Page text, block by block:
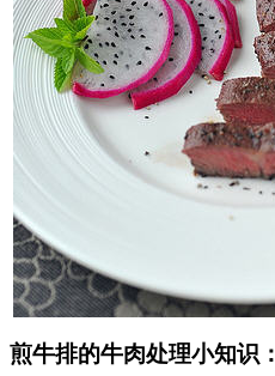
煎牛排的牛肉处理小知识：